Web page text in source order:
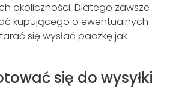
okoliczności. Dlatego zawsze
kupującego o ewentualnych
się wysłać paczkę jak
się do wysyłki